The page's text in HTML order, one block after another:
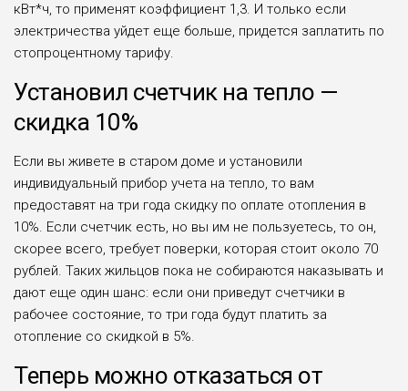
кВт*ч, то применят коэффициент 1,3. И только если
электричества уйдет еще больше, придется заплатить по
стопроцентному тарифу.
Установил счетчик на тепло —
скидка 10%
Если вы живете в старом доме и установили
индивидуальный прибор учета на тепло, то вам
предоставят на три года скидку по оплате отопления в
10%. Если счетчик есть, но вы им не пользуетесь, то он,
скорее всего, требует поверки, которая стоит около 70
рублей. Таких жильцов пока не собираются наказывать и
дают еще один шанс: если они приведут счетчики в
рабочее состояние, то три года будут платить за
отопление со скидкой в 5%.
Теперь можно отказаться от